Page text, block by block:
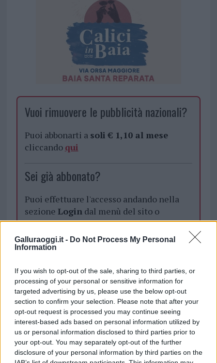
Galluraoggi.it - Do Not Process My Personal
Information
If you wish to opt-out of the sale, sharing to third parties, or
processing of your personal or sensitive information for
targeted advertising by us, please use the below opt-out
section to confirm your selection. Please note that after your
opt-out request is processed you may continue seeing
interest-based ads based on personal information utilized by
us or personal information disclosed to third parties prior to
your opt-out. You may separately opt-out of the further
disclosure of your personal information by third parties on the
Vuoi rimuovere le pubblicità nazionali?
Puoi abbonarti a soli € 1,10 al mese
cliccando qui
Sei già abbonato?
Puoi effettuare l'accesso andando nella
sezione Logindal menù del sito o
cliccandoqui
Incidente Pittulongu
Notizie Olbia
Notizie Pittulongu
Processo Pittulongu
Tribunale Di Tempio
Notizie in tempo reale?
Entra nel canale telegram di
GalluraOggi.it